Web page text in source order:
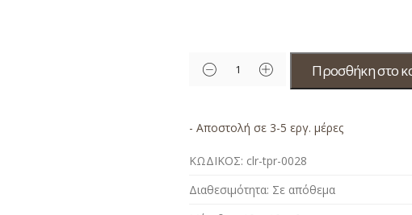
Προσθήκη στο
- Αποστολή σε 3-5 εργ. μέρες
ΚΩΔΙΚΟΣ: clr-tpr-0028
Διαθεσιμότητα: Σε απόθεμα